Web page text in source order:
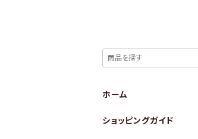
ホーム
ショッピングガイド